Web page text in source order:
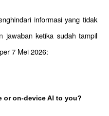
informasi yang tidak
jawaban ketika sudah tampil
7 Mei 2026:
or on-device Al to you?